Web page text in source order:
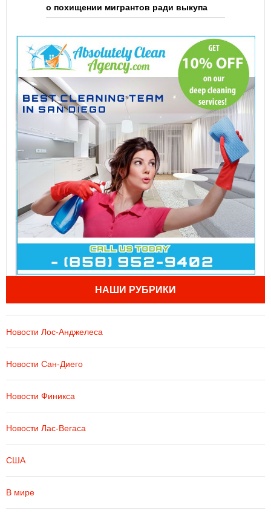
о похищении мигрантов ради выкупа
НАШИ РУБРИКИ
Новости Лос-Анджелеса
Новости Сан-Диего
Новости Финикса
Новости Лас-Вегаса
США
В мире